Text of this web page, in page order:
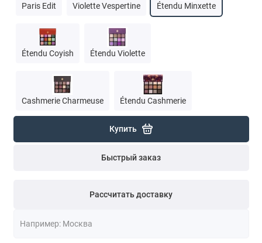
Paris Edit Violette Vespertine Étendu Minxette
Étendu Coyish Étendu Violette
Cashmerie Charmeuse Étendu Cashmerie
Купить
Быстрый заказ
Рассчитать доставку